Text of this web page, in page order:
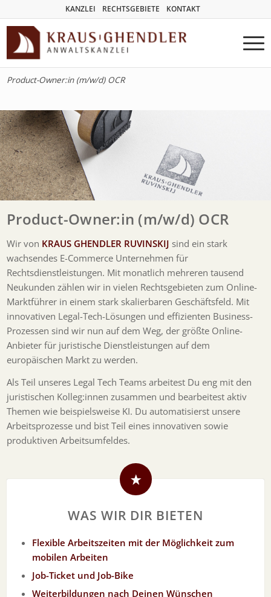
KANZLEI RECHTSGEBIETE KONTAKT
Product-Owner:in (m/w/d) OCR
Product-Owner:in (m/w/d) OCR
Wir von KRAUS GHENDLER RUVINSKIJ sind ein stark
wachsendes E-Commerce Unternehmen für
Rechtsdienstleistungen. Mit monatlich mehreren tausend
Neukunden zählen wir in vielen Rechtsgebieten zum Online-
Marktführer in einem stark skalierbaren Geschäftsfeld. Mit
innovativen Legal-Tech-Lösungen und effizienten Business-
Prozessen sind wir nun auf dem Weg, der größte Online-
Anbieter für juristische Dienstleistungen auf dem
europäischen Markt zu werden.
Als Teil unseres Legal Tech Teams arbeitest Du eng mit den
juristischen Kolleg:innen zusammen und bearbeitest aktiv
Themen wie beispielsweise KI. Du automatisierst unsere
Arbeitsprozesse und bist Teil eines innovativen sowie
produktiven Arbeitsumfeldes.
WAS WIR DIR BIETEN
Flexible Arbeitszeiten mit der Möglichkeit zum
mobilen Arbeiten
Job-Ticket und Job-Bike
Weiterbildungen nach Deinen Wünschen